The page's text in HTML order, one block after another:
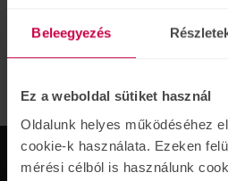
Beleegyezés
Ez a weboldal sütiket használ
Oldalunk helyes működéséhez
cookie-k használata. Ezeken
mérési célból is használunk